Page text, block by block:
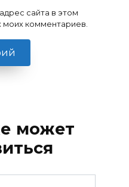
сайта в этом
моих комментариев.
может